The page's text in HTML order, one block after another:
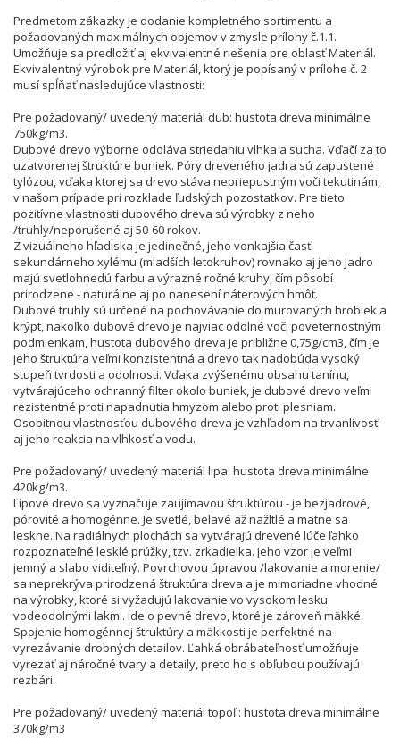
Predmetom zákazky je dodanie kompletného sortimentu a
požadovaných maximálnych objemov v zmysle prílohy č.1.1.
Umožňuje sa predložiť aj ekvivalentné riešenia pre oblasť Materiál.
Ekvivalentný výrobok pre Materiál, ktorý je popísaný v prílohe č. 2
musí spĺňať nasledujúce vlastnosti:
Pre požadovaný/ uvedený materiál dub: hustota dreva minimálne
750kg/m3.
Dubové drevo výborne odoláva striedaniu vlhka a sucha. Vďačí za to
uzatvorenej štruktúre buniek. Póry dreveného jadra sú zapustené
tylózou, vďaka ktorej sa drevo stáva nepriepustným voči tekutinám,
v našom prípade pri rozklade ľudských pozostatkov. Pre tieto
pozitívne vlastnosti dubového dreva sú výrobky z neho
/truhly/neporušené aj 50-60 rokov.
Z vizuálneho hľadiska je jedinečné, jeho vonkajšia časť
sekundárneho xylému (mladších letokruhov) rovnako aj jeho jadro
majú svetlohnedú farbu a výrazné ročné kruhy, čím pôsobí
prirodzene - naturálne aj po nanesení náterových hmôt.
Dubové truhly sú určené na pochovávanie do murovaných hrobiek a
krýpt, nakoľko dubové drevo je najviac odolné voči poveternostným
podmienkam, hustota dubového dreva je približne 0,75g/cm3, čím je
jeho štruktúra veľmi konzistentná a drevo tak nadobúda vysoký
stupeň tvrdosti a odolnosti. Vďaka zvýšenému obsahu tanínu,
vytvárajúceho ochranný filter okolo buniek, je dubové drevo veľmi
rezistentné proti napadnutia hmyzom alebo proti plesniam.
Osobitnou vlastnosťou dubového dreva je vzhľadom na trvanlivosť
aj jeho reakcia na vlhkosť a vodu.
Pre požadovaný/ uvedený materiál lipa: hustota dreva minimálne
420kg/m3.
Lipové drevo sa vyznačuje zaujímavou štruktúrou - je bezjadrové,
pórovité a homogénne. Je svetlé, belavé až nažltlé a matne sa
leskne. Na radiálnych plochách sa vytvárajú drevené lúče ľahko
rozpoznateľné lesklé prúžky, tzv. zrkadielka. Jeho vzor je veľmi
jemný a slabo viditeľný. Povrchovou úpravou /lakovanie a morenie/
sa neprekrýva prirodzená štruktúra dreva a je mimoriadne vhodné
na výrobky, ktoré si vyžadujú lakovanie vo vysokom lesku
vodeodolnými lakmi. Ide o pevné drevo, ktoré je zároveň mäkké.
Spojenie homogénnej štruktúry a mäkkosti je perfektné na
vyrezávanie drobných detailov. Ľahká obrábateľnosť umožňuje
vyrezať aj náročné tvary a detaily, preto ho s obľubou používajú
rezbári.
Pre požadovaný/ uvedený materiál topoľ : hustota dreva minimálne
370kg/m3